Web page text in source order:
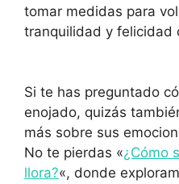
tomar medidas para
tranquilidad y felicidad
Si te has preguntado
enojado, quizás
más sobre sus
No te pierdas «¿Cómo
llora?«, donde